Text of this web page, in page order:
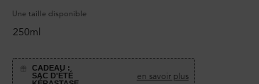
Une taille disponible
250ml
CADEAU :
SAC D'ÉTÉ
en savoir plus